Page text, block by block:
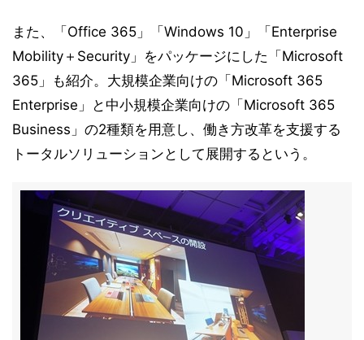
また、「Office 365」「Windows 10」「Enterprise
Mobility＋Security」をパッケージにした「Microsoft
365」も紹介。大規模企業向けの「Microsoft 365
Enterprise」と中小規模企業向けの「Microsoft 365
Business」の2種類を用意し、働き方改革を支援する
トータルソリューションとして展開するという。